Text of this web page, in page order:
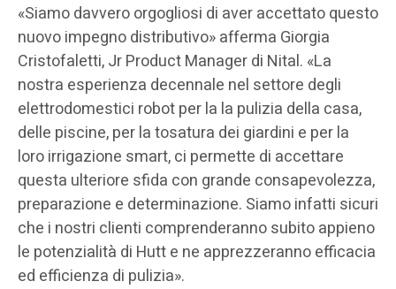
«Siamo davvero orgogliosi di aver accettato questo
nuovo impegno distributivo» afferma Giorgia
Cristofaletti, Jr Product Manager di Nital. «La
nostra esperienza decennale nel settore degli
elettrodomestici robot per la la pulizia della casa,
delle piscine, per la tosatura dei giardini e per la
loro irrigazione smart, ci permette di accettare
questa ulteriore sfida con grande consapevolezza,
preparazione e determinazione. Siamo infatti sicuri
che i nostri clienti comprenderanno subito appieno
le potenzialità di Hutt e ne apprezzeranno efficacia
ed efficienza di pulizia».